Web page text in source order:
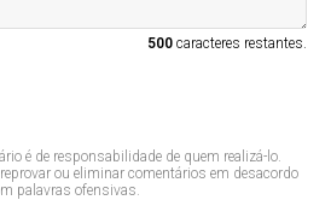
500caracteres restantes.
é de responsabilidade de quem realizá-lo.
ou eliminar comentários em desacordo
palavras ofensivas.